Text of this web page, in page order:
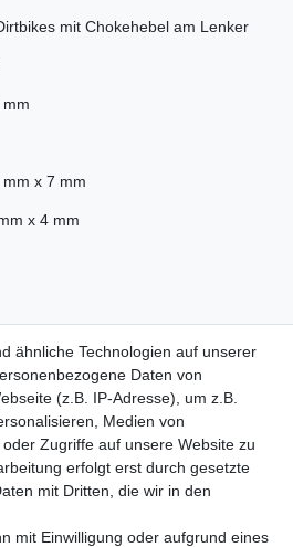
mit Chokehebel am Lenker
x 7 mm
x 4 mm
ähnliche Technologien auf unserer
Daten von
(z.B. IP-Adresse), um z.B.
Medien von
Zugriffe auf unsere Website zu
erfolgt erst durch gesetzte
mit Dritten, die wir in den
mit Einwilligung oder aufgrund eines